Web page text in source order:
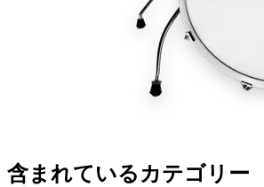
含まれているカテゴリー